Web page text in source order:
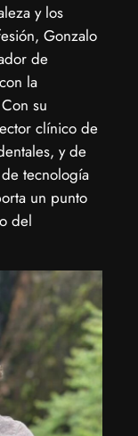
y los
Gonzalo
de
la
su
clínico de
y de
tecnología
un punto
del